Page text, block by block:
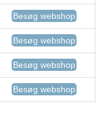
Besøg webshop
Besøg webshop
Besøg webshop
Besøg webshop